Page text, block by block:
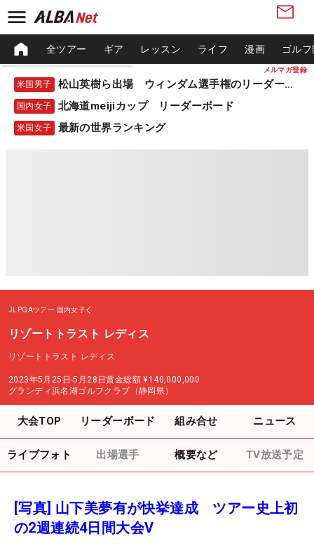
メルマガ登録
全ツアー ギア レッスン ライフ 漫画 ゴル
米国男子 松山英樹ら出場 ウィンダム選手権のリーダーボード
国内女子 北海道meijiカップ リーダーボード
米国女子 最新の世界ランキング
JLPGAツアー 国内女子
リゾートトラスト レディス
リゾートトラスト レディス
2023年5月25日-5月28日賞金総額 ¥140,000,000
グランディ浜名湖ゴルフクラブ（静岡県）
大会TOP リーダーボード 組み合せ ニュース
ライブフォト 出場選手 概要など TV放送予定
[写真] 山下美夢有が快挙達成 ツアー史上初
の2週連続4日間大会V